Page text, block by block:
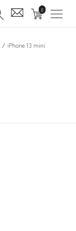
0
/ iPhone 13 mini